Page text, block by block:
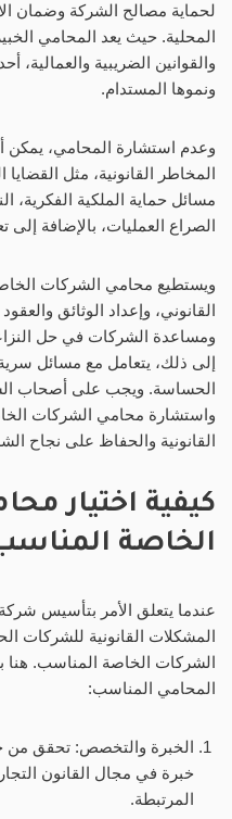
لحماية مصالح الشركة وضمان
المحلية. حيث يعد المحامي
والقوانين الضريبية والعمالية،
ونموها المستدام.
وعدم استشارة المحامي، يمكن
المخاطر القانونية، مثل القضايا
مسائل حماية الملكية الفكرية،
الصراع العمليات، بالإضافة إلى
ويستطيع محامي الشركات
القانوني، وإعداد الوثائق
ومساعدة الشركات في حل
إلى ذلك، يتعامل مع مسائل
الحساسة. ويجب على أصحاب
واستشارة محامي الشركات
القانونية والحفاظ على نجاح
كيفية اختيار
الخاصة
عندما يتعلق الأمر بتأسيس
المشكلات القانونية للشركات
الشركات الخاصة المناسب. هنا
المحامي المناسب:
الخبرة والتخصص: تحقق من
خبرة في مجال القانون
المرتبطة.